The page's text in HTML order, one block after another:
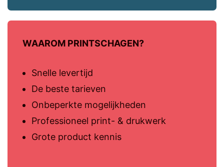
WAAROM PRINTSCHAGEN?
Snelle levertijd
De beste tarieven
Onbeperkte mogelijkheden
Professioneel print- & drukwerk
Grote product kennis